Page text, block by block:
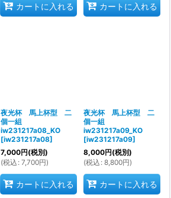
カートに入れる カートに入れる
夜光杯 馬上杯型 二
個一組
iw231217a08_KO
[iw231217a08]
7,000円(税別)
(税込 : 7,700円)
カートに入れる
夜光杯 馬上杯型 二
個一組
iw231217a09_KO
[iw231217a09]
8,000円(税別)
(税込 : 8,800円)
カートに入れる